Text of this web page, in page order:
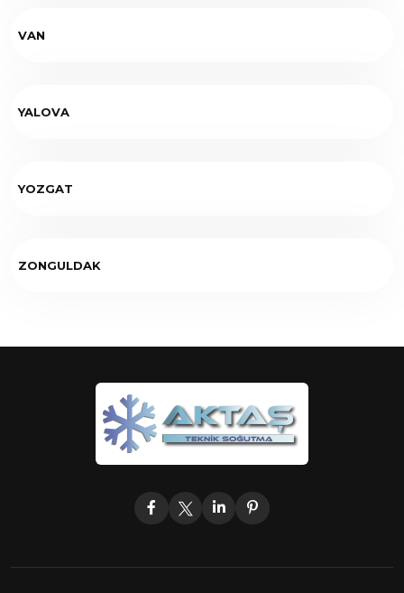
VAN
YALOVA
YOZGAT
ZONGULDAK